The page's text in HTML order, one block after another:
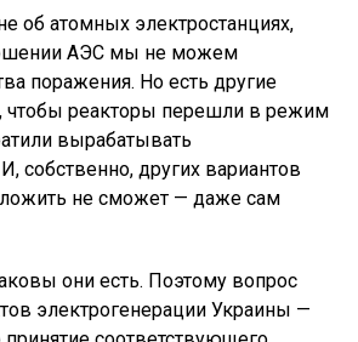
об атомных электростанциях,
АЭС мы не можем
поражения. Но есть другие
чтобы реакторы перешли в режим
вырабатывать
собственно, других вариантов
не сможет — даже сам
они есть. Поэтому вопрос
электрогенерации Украины —